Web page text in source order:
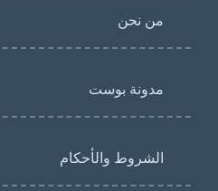
من نحن
مدونة بوست
الشروط والأحكام